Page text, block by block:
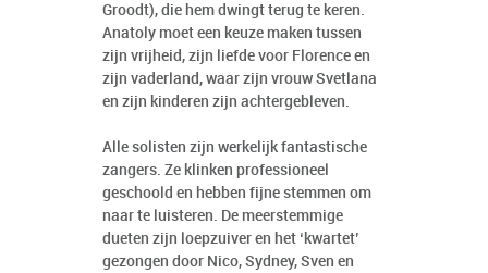
Groodt), die hem dwingt terug te keren.
Anatoly moet een keuze maken tussen
zijn vrijheid, zijn liefde voor Florence en
zijn vaderland, waar zijn vrouw Svetlana
en zijn kinderen zijn achtergebleven.
Alle solisten zijn werkelijk fantastische
zangers. Ze klinken professioneel
geschoold en hebben fijne stemmen om
naar te luisteren. De meerstemmige
dueten zijn loepzuiver en het ‘kwartet’
gezongen door Nico, Sydney, Sven en